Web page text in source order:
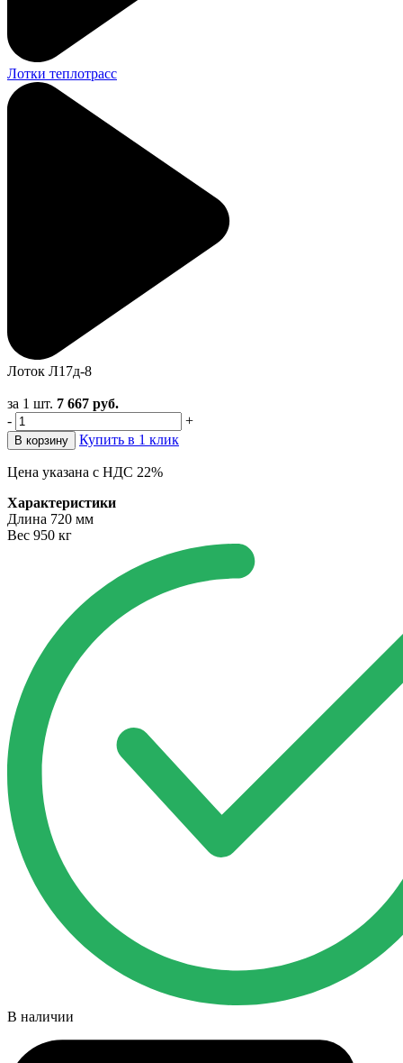
Лотки теплотрасс
Лоток Л17д-8
за 1 шт. 7 667 руб.
-
+
В корзину Купить в 1 клик
Цена указана с НДС 22%
Характеристики
Длина 720 мм
Вес 950 кг
В наличии